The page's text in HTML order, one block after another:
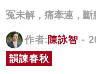
商業
影片
名家榜
冤未解，痛牽連，斷
作者: 陳詠智 -
韻諫春秋